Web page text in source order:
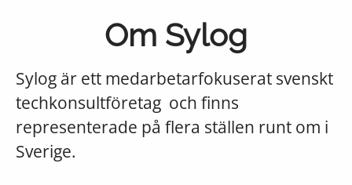
Om Sylog
Sylog är ett medarbetarfokuserat svenskt
techkonsultföretag och finns
representerade på flera ställen runt om i
Sverige.